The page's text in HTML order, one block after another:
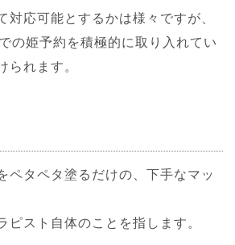
対応可能とするかは様々ですが、
の姫予約を積極的に取り入れてい
られます。
ペタペタ塗るだけの、下手なマッ
ピスト自体のことを指します。